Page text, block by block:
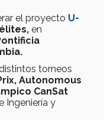
el proyecto U-
en
torneos
Autonomous
CanSat
Ingeniería y